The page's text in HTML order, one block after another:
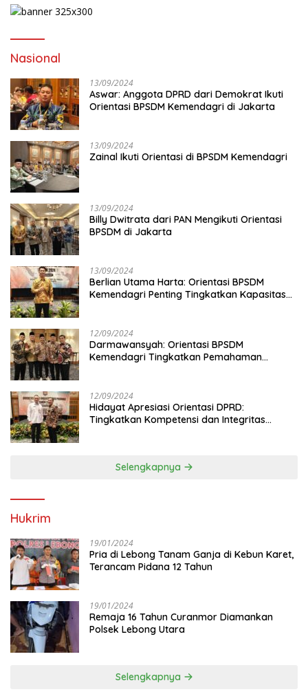
Nasional
13/09/2024
Aswar: Anggota DPRD dari Demokrat Ikuti
Orientasi BPSDM Kemendagri di Jakarta
13/09/2024
Zainal Ikuti Orientasi di BPSDM Kemendagri
13/09/2024
Billy Dwitrata dari PAN Mengikuti Orientasi
BPSDM di Jakarta
13/09/2024
Berlian Utama Harta: Orientasi BPSDM
Kemendagri Penting Tingkatkan Kapasitas
12/09/2024
Darmawansyah: Orientasi BPSDM
Kemendagri Tingkatkan Pemahaman
12/09/2024
Hidayat Apresiasi Orientasi DPRD:
Tingkatkan Kompetensi dan Integritas
Selengkapnya
Hukrim
19/01/2024
Pria di Lebong Tanam Ganja di Kebun Karet,
Terancam Pidana 12 Tahun
19/01/2024
Remaja 16 Tahun Curanmor Diamankan
Polsek Lebong Utara
Selengkapnya